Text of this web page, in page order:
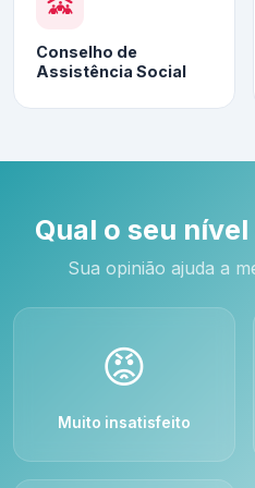
Conselho de
Assistência Social
Qual o seu
Sua opinião ajuda a
😡
Muito insatisfeito